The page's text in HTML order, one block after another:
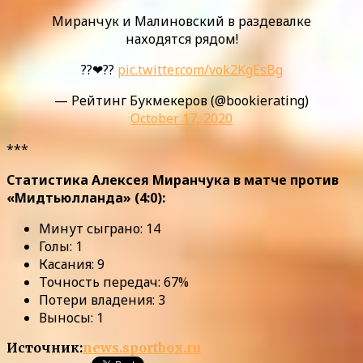
Миранчук и Малиновский в раздевалке
находятся рядом!
??❤?? pic.twitter.com/vok2KgEsBg
— Рейтинг Букмекеров (@bookierating)
October 17, 2020
***
Статистика Алексея Миранчука в матче против
«Мидтьюлланда» (4:0):
Минут сыграно: 14
Голы: 1
Касания: 9
Точность передач: 67%
Потери владения: 3
Выносы: 1
Источник:news.sportbox.ru